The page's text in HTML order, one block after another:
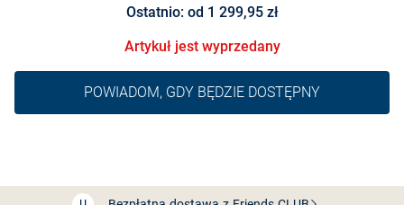
Ostatnio: od 1 299,95 zł
Artykuł jest wyprzedany
POWIADOM, GDY BĘDZIE DOSTĘPNY